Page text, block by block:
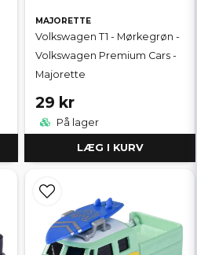
MAJORETTE
Volkswagen T1 - Mørkegrøn -
Volkswagen Premium Cars -
Majorette
29 kr
På lager
LÆG I KURV